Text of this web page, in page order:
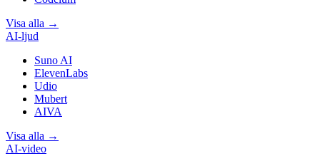
Visa alla →
AI-ljud
Suno AI
ElevenLabs
Udio
Mubert
AIVA
Visa alla →
AI-video